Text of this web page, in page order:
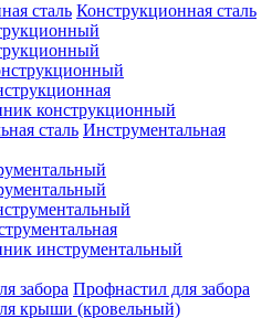
Конструкционная сталь
конструкционный
Инструментальная
инструментальный
Профнастил для забора